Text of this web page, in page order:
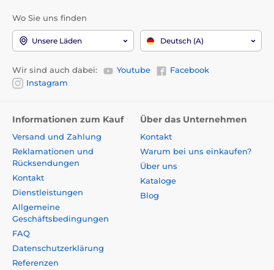
Wo Sie uns finden
Unsere Läden Deutsch (A)
Wir sind auch dabei: Youtube
Facebook
Instagram
Informationen zum Kauf
Versand und Zahlung
Reklamationen und
Rücksendungen
Kontakt
Dienstleistungen
Allgemeine
Geschäftsbedingungen
FAQ
Datenschutzerklärung
Referenzen
Über das Unternehmen
Kontakt
Warum bei uns einkaufen?
Über uns
Kataloge
Blog